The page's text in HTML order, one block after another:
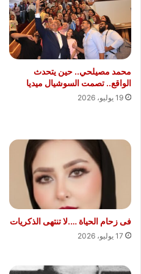
إطار
تعزيز
أواصر
التعاون
المؤسسات
الإعلامية
والتنفيذية
محمد مصيلحي.. حين يتحدث
الواقع.. تصمت السوشيال ميديا
19 يوليو، 2026
فى زحام الحياة ….لا تنتهى الذكريات
17 يوليو، 2026